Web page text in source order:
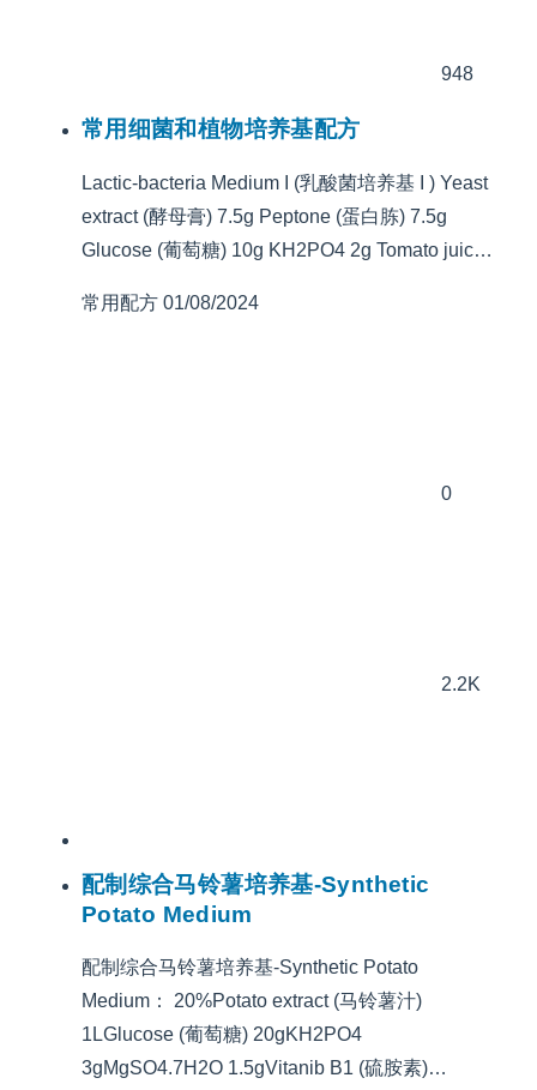
948
常用细菌和植物培养基配方
Lactic-bacteria Medium I (乳酸菌培养基 I ) Yeast
extract (酵母膏) 7.5g Peptone (蛋白胨) 7.5g
Glucose (葡萄糖) 10g KH2PO4 2g Tomato juic…
常用配方 01/08/2024
0
2.2K
配制综合马铃薯培养基-Synthetic
Potato Medium
配制综合马铃薯培养基-Synthetic Potato
Medium： 20%Potato extract (马铃薯汁)
1LGlucose (葡萄糖) 20gKH2PO4
3gMgSO4.7H2O 1.5gVitanib B1 (硫胺素)…